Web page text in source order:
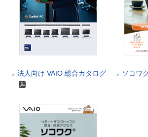
法人向け VAIO 総合カタログ ソコワ